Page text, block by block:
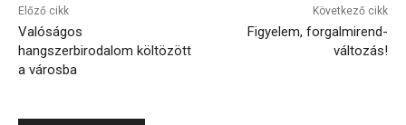
Előző cikk
Valóságos
hangszerbirodalom költözött
a városba
Következő cikk
Figyelem, forgalmirend-
változás!